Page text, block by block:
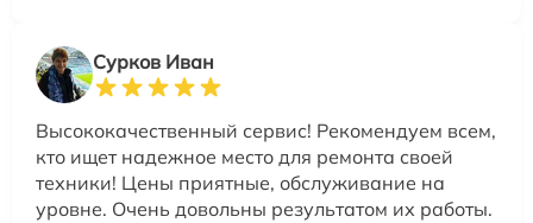
Сурков Иван
Высококачественный сервис! Рекомендуем всем,
кто ищет надежное место для ремонта своей
техники! Цены приятные, обслуживание на
уровне. Очень довольны результатом их работы.